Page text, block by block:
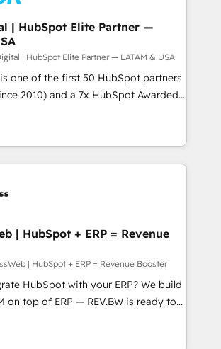
Enablement 🤖 Breeze AI & Custom
🔄 Custom Integrations & Data
while we build. We fix what others
mid-market reality—practical
work with your actual headcount and
🔄 Top 5% globally in client
years of consistent results Who We
into unified systems that
results.
| HubSpot Elite Partner —
| HubSpot Elite Partner — LATAM & USA
one of the first 50 HubSpot partners
2010) and a 7x HubSpot Awarded
500+ projects across the U.S.,
we combine global expertise with
Today, we are Brazil’s largest
Partner—trusted by companies across
smarter. ⚙️ CRM
& Migration Onboarding across all
from Salesforce, Pipedrive, RD
Intercom, and more. Custom
and integrations built for
LinkedIn, WhatsApp, email, paid
to drive pipeline. 🤖 AI Custom
ups, service triage, and
| HubSpot + ERP = Revenue
| HubSpot + ERP = Revenue Booster
HubSpot with your ERP? We build
on top of ERP — REV.BW is ready to
that you can for fast CRM start
that solve